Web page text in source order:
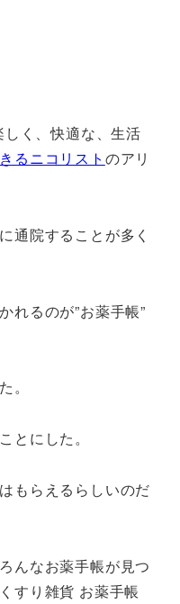
く、快適な、生活
るニコリスト のアリ
通院することが多く
れるのが”お薬手帳”
。
とにした。
もらえるらしいのだ
んなお薬手帳が見つ
すり雑貨 お薬手帳